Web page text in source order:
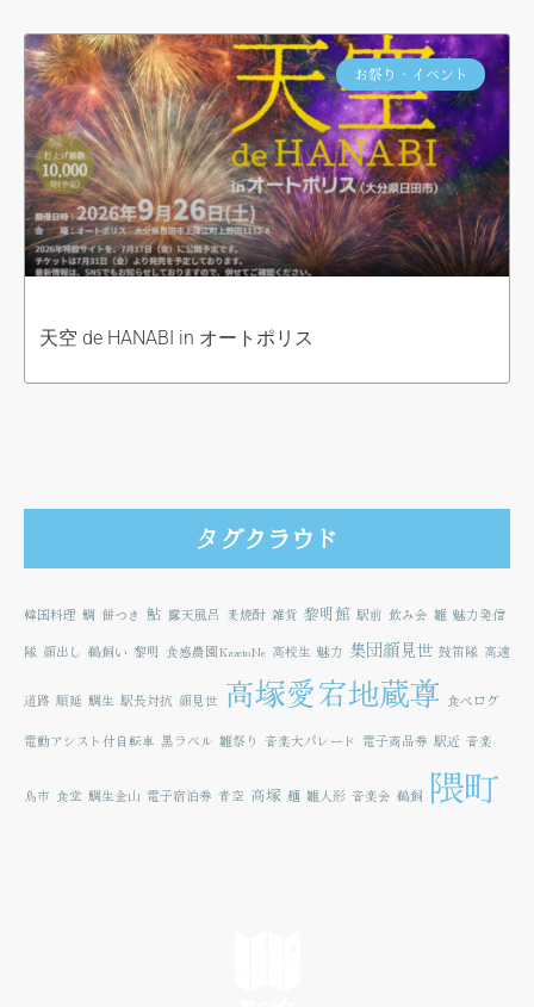
お祭り・イベント
天空 de HANABI in オートポリス
タグクラウド
韓国料理 鯛 餅つき 鮎 露天風呂 麦焼酎 雑貨 黎明館 駅前 飲み会 雛 魅力発信
隊 顔出し 鵜飼い 黎明 食感農園KazetoNe 高校生 魅力 集団顔見世 鼓笛隊 高速
道路 順延 鯛生 駅長対抗 顔見世 高塚愛宕地蔵尊 食べログ
電動アシスト付自転車 黒ラベル 雛祭り 音楽大パレード 電子商品券 駅近 音楽
鳥市 食堂 鯛生金山 電子宿泊券 青空 高塚 麺 雛人形 音楽会 鵜飼 隈町